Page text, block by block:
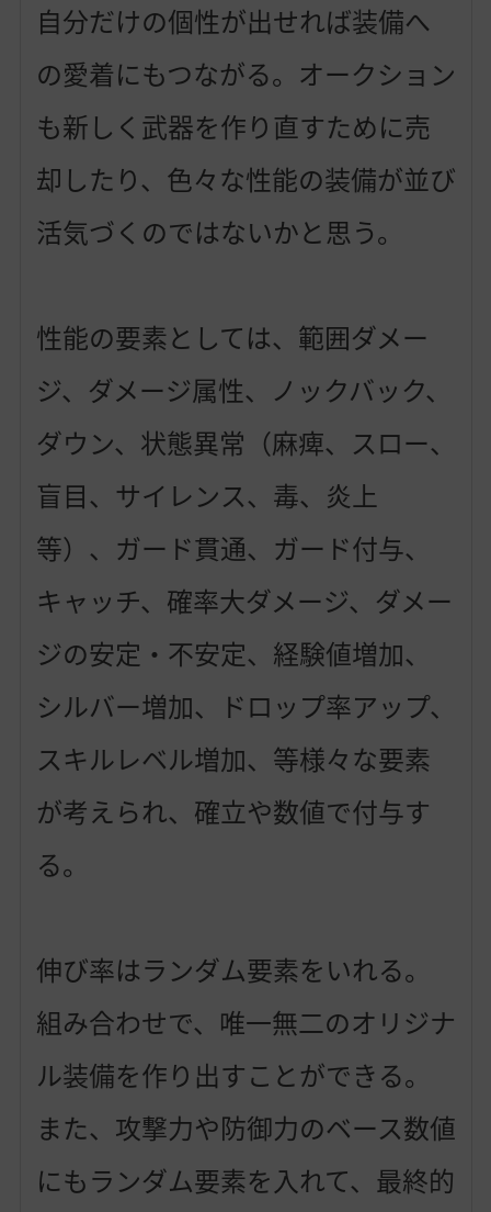
自分だけの個性が出せれば装備へ
の愛着にもつながる。オークション
も新しく武器を作り直すために売
却したり、色々な性能の装備が並び
活気づくのではないかと思う。
性能の要素としては、範囲ダメー
ジ、ダメージ属性、ノックバック、
ダウン、状態異常（麻痺、スロー、
盲目、サイレンス、毒、炎上
等）、ガード貫通、ガード付与、
キャッチ、確率大ダメージ、ダメー
ジの安定・不安定、経験値増加、
シルバー増加、ドロップ率アップ、
スキルレベル増加、等様々な要素
が考えられ、確立や数値で付与す
る。
伸び率はランダム要素をいれる。
組み合わせで、唯一無二のオリジナ
ル装備を作り出すことができる。
また、攻撃力や防御力のベース数値
にもランダム要素を入れて、最終的